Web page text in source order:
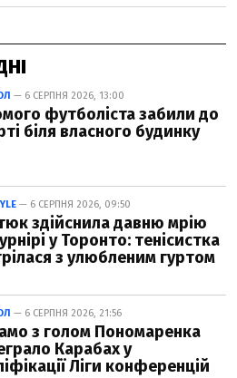
— 6 СЕРПНЯ 2026, 13:00
футболіста забили до
біля власного будинку
— 6 СЕРПНЯ 2026, 09:50
здійснила давню мрію
у Торонто: тенісистка
з улюбленим гуртом
— 6 СЕРПНЯ 2026, 21:56
з голом Пономаренка
Карабах у
Ліги конференцій